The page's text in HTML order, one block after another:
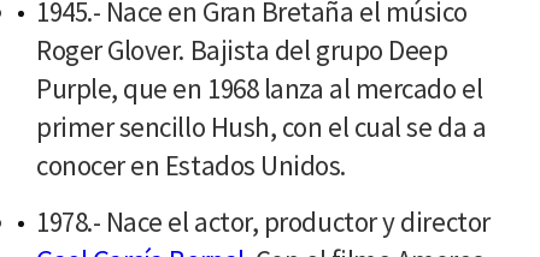
1945.- Nace en Gran Bretaña el músico
Roger Glover. Bajista del grupo Deep
Purple, que en 1968 lanza al mercado el
primer sencillo Hush, con el cual se da a
conocer en Estados Unidos.
1978.- Nace el actor, productor y director